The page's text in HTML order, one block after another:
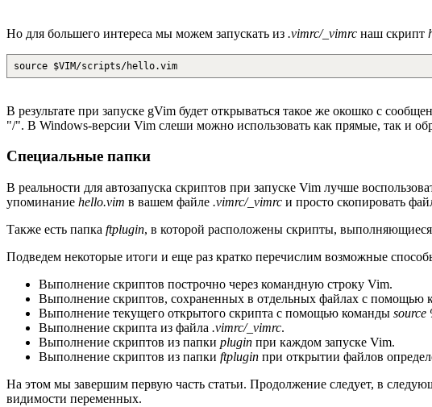
Но для большего интереса мы можем запускать из .vimrc/_vimrc наш скрипт
source $VIM/scripts/hello.vim
В результате при запуске gVim будет открываться такое же окошко с
"/". В Windows-версии Vim слеши можно использовать как прямые, так и
Специальные папки
В реальности для автозапуска скриптов при запуске Vim лучше
упоминание hello.vim в вашем файле .vimrc/_vimrc и просто скопировать
Также есть папка ftplugin, в которой расположены скрипты, выполняющиеся
Подведем некоторые итоги и еще раз кратко перечислим возможные
Выполнение скриптов построчно через командную строку Vim.
Выполнение скриптов, сохраненных в отдельных файлах с помощью
Выполнение текущего открытого скрипта с помощью команды source
Выполнение скрипта из файла .vimrc/_vimrc.
Выполнение скриптов из папки plugin при каждом запуске Vim.
Выполнение скриптов из папки ftplugin при открытии файлов
На этом мы завершим первую часть статьи. Продолжение следует, в
видимости переменных.